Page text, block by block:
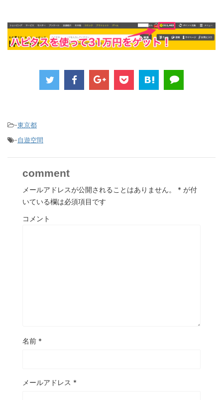
-東京都
-自遊空間
comment
メールアドレスが公開されることはありません。 * が付
いている欄は必須項目です
コメント
名前 *
メールアドレス *